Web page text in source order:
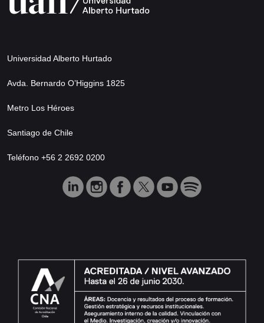
Universidad Alberto Hurtado
Avda. Bernardo O’Higgins 1825
Metro Los Héroes
Santiago de Chile
Teléfono +56 2 2692 0200